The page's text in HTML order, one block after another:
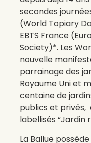
secondes
(World Topiary
EBTS France
Society)*. Les
nouvelle
parrainage des
Royaume Uni et
centaine de
publics et privés,
labellisés “Jardin
La Ballue